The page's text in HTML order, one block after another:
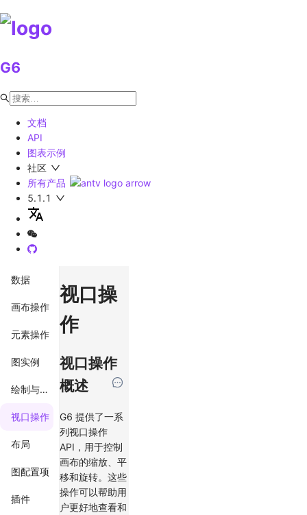
G6
文档
API
图表示例
社区
所有产品
5.1.1
数据
画布操作
元素操作
图实例
绘制与渲染
视口操作
布局
图配置项
插件
视口操
作
视口操作
概述
G6 提供了一系
列视口操作
API，用于控制
画布的缩放、平
移和旋转。这些
操作可以帮助用
户更好地查看和